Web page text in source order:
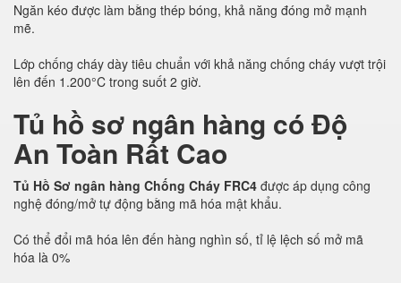
Ngăn kéo được làm bằng thép bóng, khả năng đóng mở mạnh
mẽ.
Lớp chống cháy dày tiêu chuẩn với khả năng chống cháy vượt trội
lên đến 1.200°C trong suốt 2 giờ.
Tủ hồ sơ ngân hàng có Độ
An Toàn Rất Cao
Tủ Hồ Sơ ngân hàng Chống Cháy FRC4 được áp dụng công
nghệ đóng/mở tự động bằng mã hóa mật khẩu.
Có thể đổi mã hóa lên đến hàng nghìn số, tỉ lệ lệch số mở mã
hóa là 0%